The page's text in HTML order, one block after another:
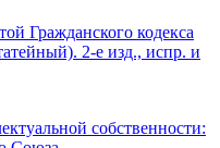
Гражданского кодекса
2-е изд., испр. и